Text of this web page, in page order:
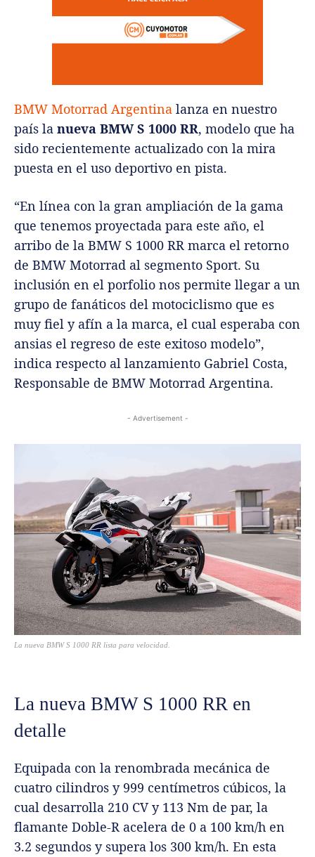
BMW Motorrad Argentina lanza en nuestro
país la nueva BMW S 1000 RR, modelo que ha
sido recientemente actualizado con la mira
puesta en el uso deportivo en pista.
“En línea con la gran ampliación de la gama
que tenemos proyectada para este año, el
arribo de la BMW S 1000 RR marca el retorno
de BMW Motorrad al segmento Sport. Su
inclusión en el porfolio nos permite llegar a un
grupo de fanáticos del motociclismo que es
muy fiel y afín a la marca, el cual esperaba con
ansias el regreso de este exitoso modelo”,
indica respecto al lanzamiento Gabriel Costa,
Responsable de BMW Motorrad Argentina.
- Advertisement -
La nueva BMW S 1000 RR lista para velocidad.
La nueva BMW S 1000 RR en
detalle
Equipada con la renombrada mecánica de
cuatro cilindros y 999 centímetros cúbicos, la
cual desarrolla 210 CV y 113 Nm de par, la
flamante Doble-R acelera de 0 a 100 km/h en
3.2 segundos y supera los 300 km/h. En esta